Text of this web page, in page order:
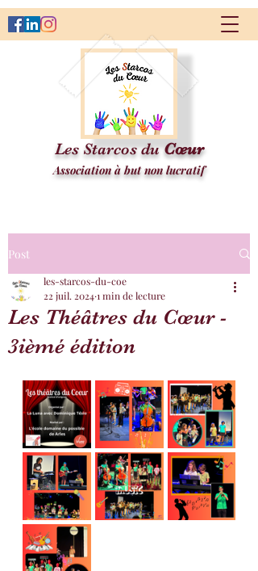
Les Starcos duCœur
Association à but non lucratif
Post
Les Théâtres du Cœur -
3ièmé édition
les-starcos-du-coe
22 juil. 20241 min de lecture